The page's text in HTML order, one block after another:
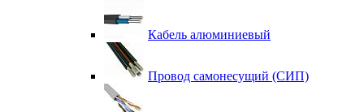
Кабель алюминиевый
Провод самонесущий (СИП)